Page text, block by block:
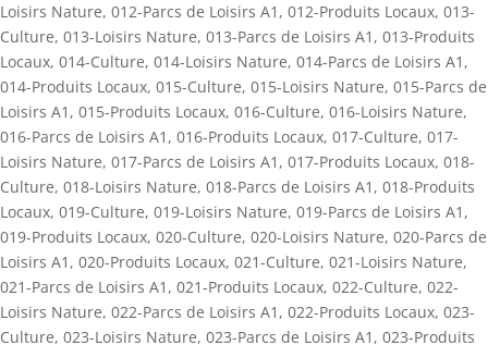
Loisirs Nature, 012-Parcs de Loisirs A1 , 012-Produits Locaux, 013-
Culture, 013-Loisirs Nature, 013-Parcs de Loisirs A1 , 013-Produits
Locaux, 014-Culture, 014-Loisirs Nature, 014-Parcs de Loisirs A1 ,
014-Produits Locaux, 015-Culture, 015-Loisirs Nature, 015-Parcs de
Loisirs A1 , 015-Produits Locaux, 016-Culture, 016-Loisirs Nature,
016-Parcs de Loisirs A1 , 016-Produits Locaux, 017-Culture, 017-
Loisirs Nature, 017-Parcs de Loisirs A1 , 017-Produits Locaux, 018-
Culture, 018-Loisirs Nature, 018-Parcs de Loisirs A1 , 018-Produits
Locaux, 019-Culture, 019-Loisirs Nature, 019-Parcs de Loisirs A1 ,
019-Produits Locaux, 020-Culture, 020-Loisirs Nature, 020-Parcs de
Loisirs A1 , 020-Produits Locaux, 021-Culture, 021-Loisirs Nature,
021-Parcs de Loisirs A1 , 021-Produits Locaux, 022-Culture, 022-
Loisirs Nature, 022-Parcs de Loisirs A1 , 022-Produits Locaux, 023-
Culture, 023-Loisirs Nature, 023-Parcs de Loisirs A1 , 023-Produits